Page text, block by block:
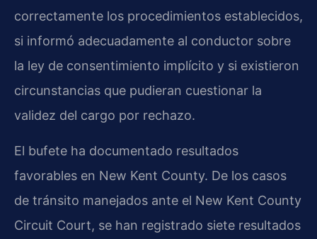
correctamente los procedimientos establecidos,
si informó adecuadamente al conductor sobre
la ley de consentimiento implícito y si existieron
circunstancias que pudieran cuestionar la
validez del cargo por rechazo.
El bufete ha documentado resultados
favorables en New Kent County. De los casos
de tránsito manejados ante el New Kent County
Circuit Court, se han registrado siete resultados